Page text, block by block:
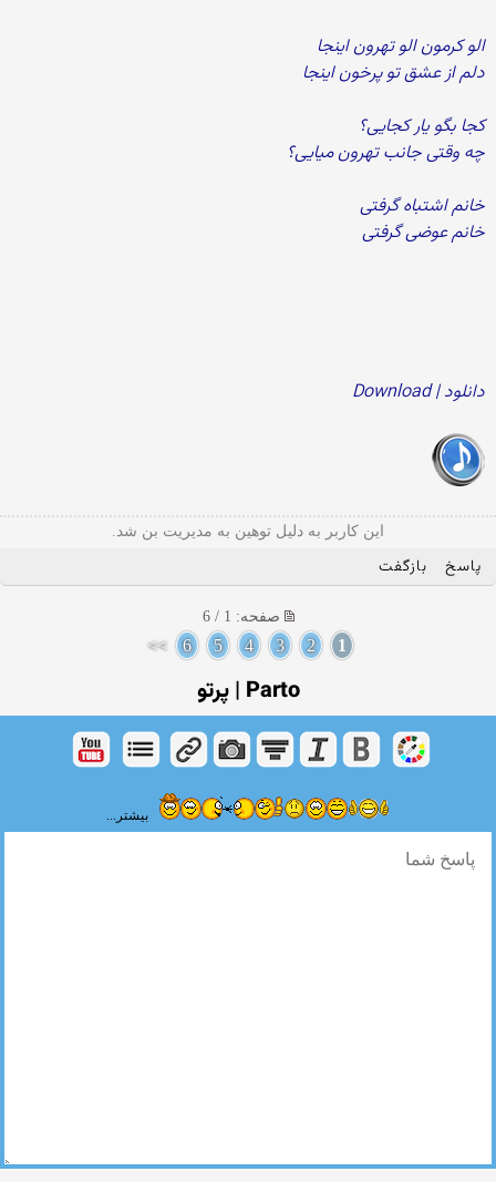
الو کرمون الو تهرون اینجا
دلم از عشق تو پرخون اینجا
کجا بگو یار کجایی؟
چه وقتی جانب تهرون میایی؟
خانم اشتباه گرفتی
خانم عوضی گرفتی
دانلود | Download
این کاربر به دلیل توهین به مدیریت بن شد.
پاسخ بازگفت
صفحه: 1 / 6
1
2
3
4
5
6
>>
Parto | پرتو
بیشتر...